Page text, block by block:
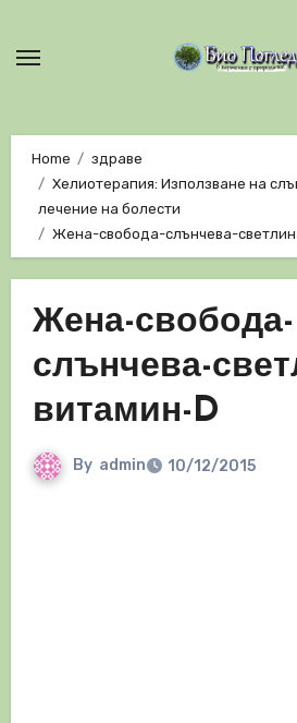
Home
здраве
Хелиотерапия: Използване на
лечение на болести
Жена-свобода-слънчева-
Жена-свобода-
слънчева-
витамин-D
By admin 10/12/2015